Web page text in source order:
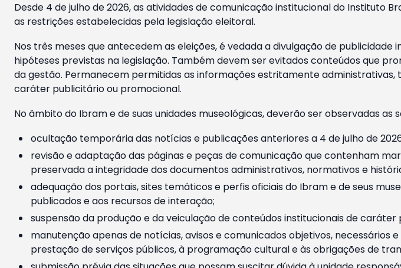
Desde 4 de julho de 2026, as atividades de comunicação institucional do Instituto
as restrições estabelecidas pela legislação eleitoral.
Nos três meses que antecedem as eleições, é vedada a divulgação de
hipóteses previstas na legislação. Também devem ser evitados conteúdos que
da gestão. Permanecem permitidas as informações estritamente
caráter publicitário ou promocional.
No âmbito do Ibram e de suas unidades museológicas, deverão ser observadas as
ocultação temporária das notícias e publicações anteriores a 4 de julho de
revisão e adaptação das páginas e peças de comunicação que contenham
preservada a integridade dos documentos administrativos, normativos e
adequação dos portais, sites temáticos e perfis oficiais do Ibram e de seus
publicados e aos recursos de interação;
suspensão da produção e da veiculação de conteúdos institucionais de caráter
manutenção apenas de notícias, avisos e comunicados objetivos,
prestação de serviços públicos, à programação cultural e às obrigações de